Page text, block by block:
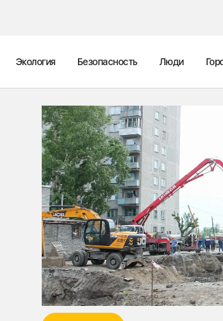
Экология Безопасность Люди